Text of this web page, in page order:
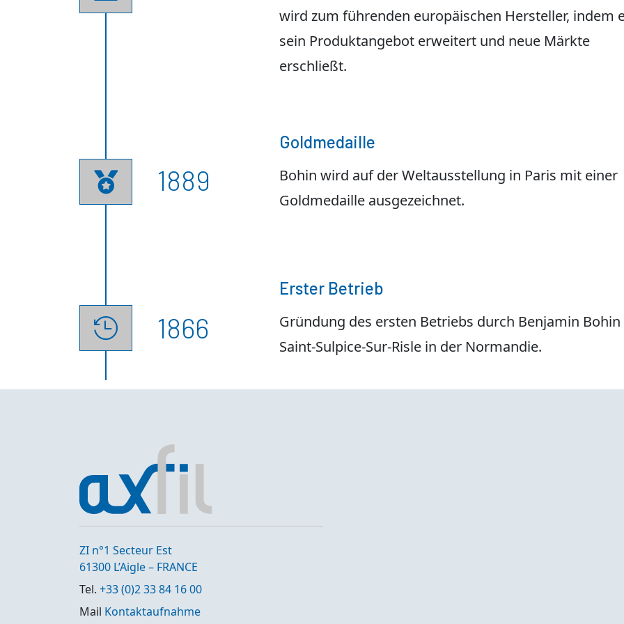
wird zum führenden europäischen Hersteller, indem
sein Produktangebot erweitert und neue Märkte
erschließt.
 1889
Goldmedaille
Bohin wird auf der Weltausstellung in Paris mit einer
Goldmedaille ausgezeichnet.
 1866
Erster Betrieb
Gründung des ersten Betriebs durch Benjamin
Saint-Sulpice-Sur-Risle in der Normandie.
ZI n°1 Secteur Est
61300 L’Aigle – FRANCE
Tel. +33 (0)2 33 84 16 00
Mail Kontaktaufnahme